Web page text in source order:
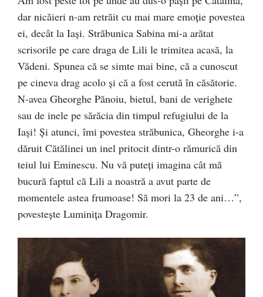
dar nicăieri n-am retrăit cu mai mare emoție povestea
ei, decât la Iași. Străbunica Sabina mi-a arătat
scrisorile pe care draga de Lili le trimitea acasă, la
Vădeni. Spunea că se simte mai bine, că a cunoscut
pe cineva drag acolo și că a fost cerută în căsătorie.
N-avea Gheorghe Pănoiu, bietul, bani de verighete
sau de inele pe sărăcia din timpul refu­giului de la
Iași! Și atunci, îmi povestea străbunica, Gheorghe i-a
dăruit Cătălinei un inel pritocit dintr-o rămurică din
teiul lui Eminescu. Nu vă puteți imagina cât mă
bucură faptul că Lili a noastră a avut parte de
momentele astea frumoase! Să mori la 23 de ani…”,
povestește Luminița Dragomir.